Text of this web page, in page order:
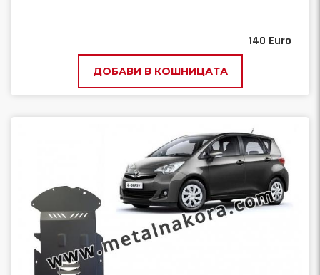
140 Euro
ДОБАВИ В КОШНИЦАТА